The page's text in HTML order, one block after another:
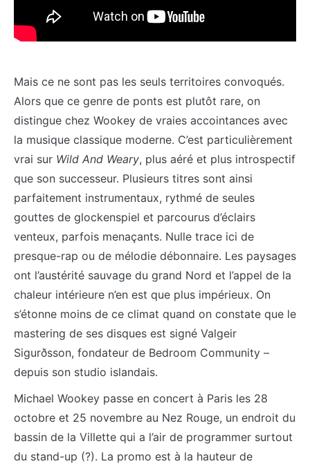
Mais ce ne sont pas les seuls territoires convoqués.
Alors que ce genre de ponts est plutôt rare, on
distingue chez Wookey de vraies accointances avec
la musique classique moderne. C’est particulièrement
vrai sur Wild And Weary, plus aéré et plus introspectif
que son successeur. Plusieurs titres sont ainsi
parfaitement instrumentaux, rythmé de seules
gouttes de glockenspiel et parcourus d’éclairs
venteux, parfois menaçants. Nulle trace ici de
presque-rap ou de mélodie débonnaire. Les paysages
ont l’austérité sauvage du grand Nord et l’appel de la
chaleur intérieure n’en est que plus impérieux. On
s’étonne moins de ce climat quand on constate que le
mastering de ses disques est signé Valgeir
Sigurðsson, fondateur de Bedroom Community –
depuis son studio islandais.
Michael Wookey passe en concert à Paris les 28
octobre et 25 novembre au Nez Rouge, un endroit du
bassin de la Villette qui a l’air de programmer surtout
du stand-up (?). La promo est à la hauteur de